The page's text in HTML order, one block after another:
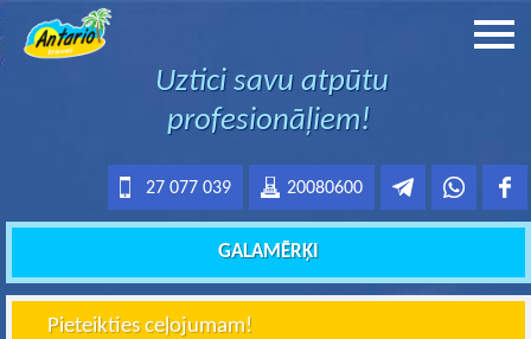
Uztici savu atpūtu
profesionāļiem!
20080600
27 077 039
GALAMĒRĶI
Pieteikties ceļojumam!